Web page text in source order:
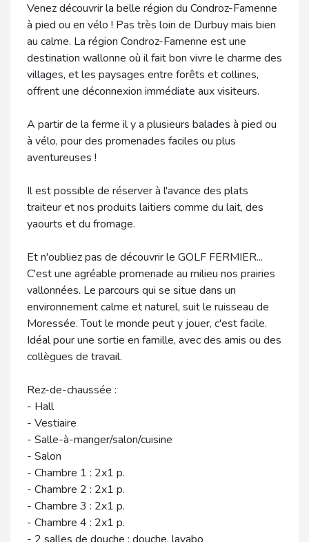
Venez découvrir la belle région du Condroz-Famenne
à pied ou en vélo ! Pas très loin de Durbuy mais bien
au calme. La région Condroz-Famenne est une
destination wallonne où il fait bon vivre le charme des
villages, et les paysages entre forêts et collines,
offrent une déconnexion immédiate aux visiteurs.
A partir de la ferme il y a plusieurs balades à pied ou
à vélo, pour des promenades faciles ou plus
aventureuses !
Il est possible de réserver à l'avance des plats
traiteur et nos produits laitiers comme du lait, des
yaourts et du fromage.
Et n'oubliez pas de découvrir le GOLF FERMIER...
C'est une agréable promenade au milieu nos prairies
vallonnées. Le parcours qui se situe dans un
environnement calme et naturel, suit le ruisseau de
Moressée. Tout le monde peut y jouer, c'est facile.
Idéal pour une sortie en famille, avec des amis ou des
collègues de travail.
Rez-de-chaussée :
- Hall
- Vestiaire
- Salle-à-manger/salon/cuisine
- Salon
- Chambre 1 : 2x1 p.
- Chambre 2 : 2x1 p.
- Chambre 3 : 2x1 p.
- Chambre 4 : 2x1 p.